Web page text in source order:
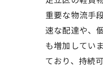
重要な物流手
速な配達や、
も増加してい
ており、持続